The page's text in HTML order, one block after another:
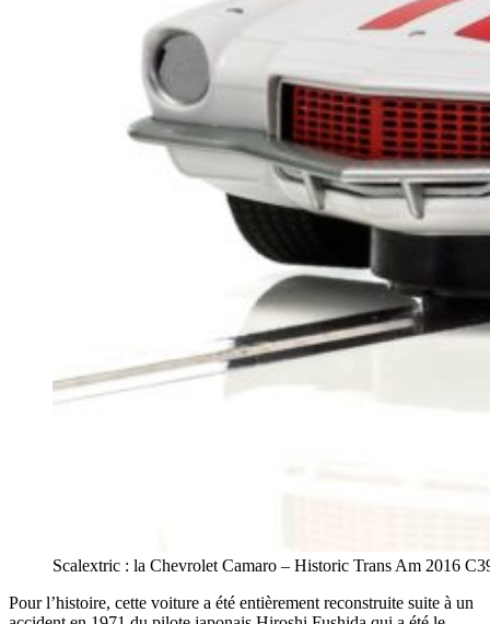
Scalextric : la Chevrolet Camaro – Historic Trans Am 2016
Pour l’histoire, cette voiture a été entièrement reconstruite suite à un